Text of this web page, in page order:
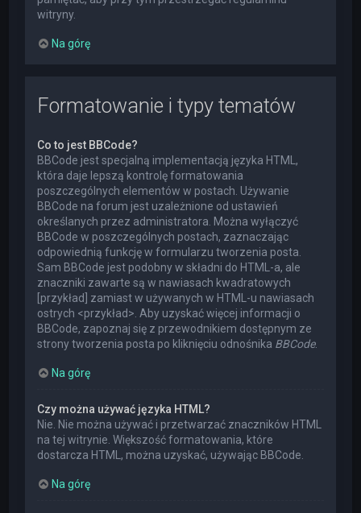
witryny.
Na górę
Formatowanie i typy tematów
Co to jest BBCode?
BBCode jest specjalną implementacją języka HTML,
która daje lepszą kontrolę formatowania
poszczególnych elementów w postach. Używanie
BBCode na forum jest uzależnione od ustawień
określanych przez administratora. Można wyłączyć
BBCode w poszczególnych postach, zaznaczając
odpowiednią funkcję w formularzu tworzenia posta.
Sam BBCode jest podobny w składni do HTML-a, ale
znaczniki zawarte są w nawiasach kwadratowych
[przykład] zamiast w używanych w HTML-u nawiasach
ostrych <przykład>. Aby uzyskać więcej informacji o
BBCode, zapoznaj się z przewodnikiem dostępnym ze
strony tworzenia posta po kliknięciu odnośnika BBCode.
Na górę
Czy można używać języka HTML?
Nie. Nie można używać i przetwarzać znaczników HTML
na tej witrynie. Większość formatowania, które
dostarcza HTML, można uzyskać, używając BBCode.
Na górę